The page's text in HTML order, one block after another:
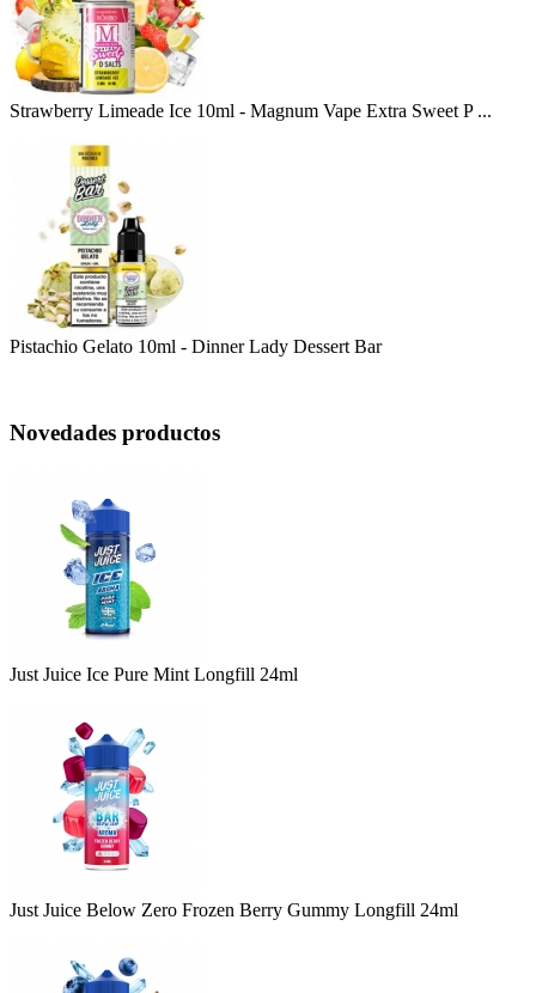
Strawberry Limeade Ice 10ml - Magnum Vape Extra Sweet P ...
Pistachio Gelato 10ml - Dinner Lady Dessert Bar
Novedades productos
Just Juice Ice Pure Mint Longfill 24ml
Just Juice Below Zero Frozen Berry Gummy Longfill 24ml